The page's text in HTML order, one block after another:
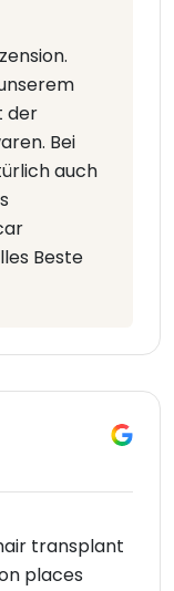
der
Bei
auch
Beste
transplant
places